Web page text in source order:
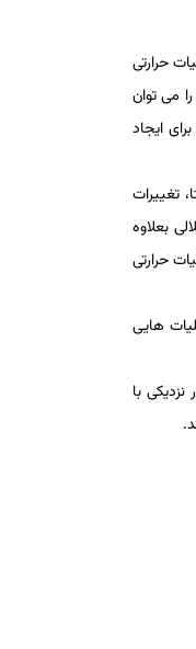
حرارتی
می­ توان
ایجاد
تغییرات
بعلاوه
حرارتی
هایی
با